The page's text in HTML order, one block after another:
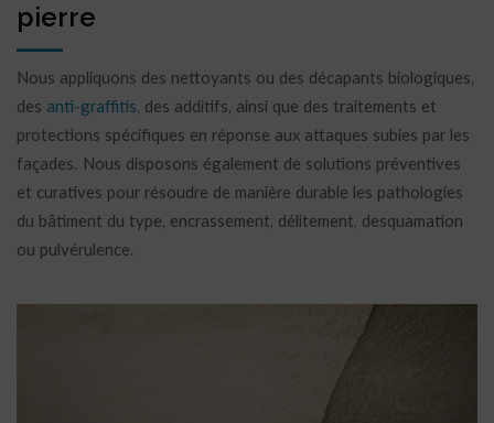
pierre
Nous appliquons des nettoyants ou des décapants biologiques,
des anti-graffitis, des additifs, ainsi que des traitements et
protections spécifiques en réponse aux attaques subies par les
façades. Nous disposons également de solutions préventives
et curatives pour résoudre de manière durable les pathologies
du bâtiment du type, encrassement, délitement, desquamation
ou pulvérulence.